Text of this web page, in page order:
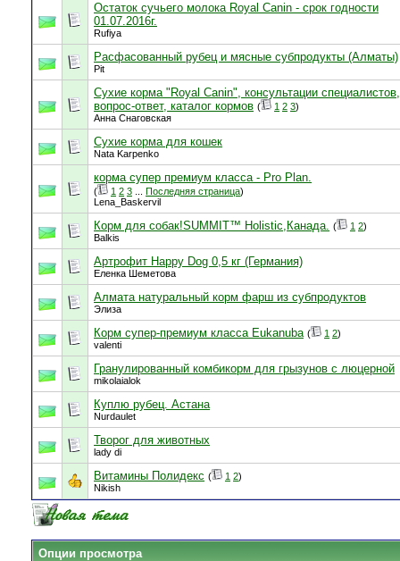
Остаток сучьего молока Royal Cаnin - срок годности
01.07.2016г.
Rufiya
Расфасованный рубец и мясные субпродукты (Алматы)
Pit
Сухие корма "Royal Canin", консультации специалистов,
вопрос-ответ, каталог кормов ( 1 2 3)
Анна Снаговская
Сухие корма для кошек
Nata Karpenko
корма супер премиум класса - Pro Plan.
( 1 2 3 Последняя страница)
Lena_Baskervil
Корм для собак!SUMMIT™ Holistic,Канада. ( 1 2)
Balkis
Артрофит Happy Dog 0,5 кг (Германия)
Еленка Шеметова
Алмата натуральный корм фарш из субпродуктов
Элиза
Корм супер-премиум класса Eukanuba ( 1 2)
valenti
Гранулированный комбикорм для грызунов с люцерной
mikolaialok
Куплю рубец. Астана
Nurdaulet
Творог для животных
lady di
Витамины Полидекс ( 1 2)
Nikish
Опции просмотра